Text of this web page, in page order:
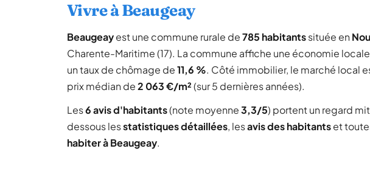
Vivre à Beaugeay
Beaugeayest une commune rurale de785 habitantssituée en
Charente-Maritime (17). La commune affiche une économie locale
un taux de chômage de11,6 %. Côté immobilier, le marché local
prix médian de2 063 €/m²(sur 5 dernières années).
Les6 avis d'habitants(note moyenne3,3/5) portent un regard
dessous lesstatistiques détaillées, lesavis des habitantset
habiter à Beaugeay.